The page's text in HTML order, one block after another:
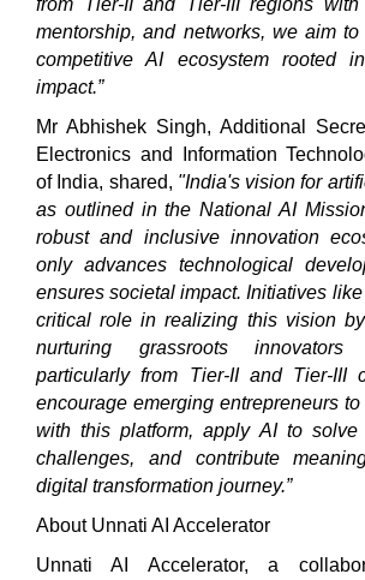
mentorship, and networks, we aim
competitive AI ecosystem rooted
impact.”
Mr Abhishek Singh, Additional
Electronics and Information
of India, shared, "India's vision for
as outlined in the National AI
robust and inclusive innovation
only advances technological
ensures societal impact. Initiatives
critical role in realizing this vision
nurturing grassroots
particularly from Tier-II and Tier-III
encourage emerging entrepreneurs
with this platform, apply AI to solve
challenges, and contribute
digital transformation journey.”
About Unnati AI Accelerator
Unnati AI Accelerator, a